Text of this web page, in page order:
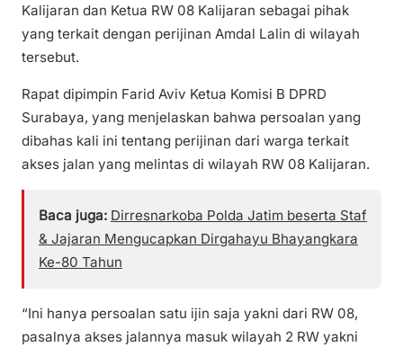
Kalijaran dan Ketua RW 08 Kalijaran sebagai pihak
yang terkait dengan perijinan Amdal Lalin di wilayah
tersebut.
Rapat dipimpin Farid Aviv Ketua Komisi B DPRD
Surabaya, yang menjelaskan bahwa persoalan yang
dibahas kali ini tentang perijinan dari warga terkait
akses jalan yang melintas di wilayah RW 08 Kalijaran.
Baca juga: Dirresnarkoba Polda Jatim beserta Staf
& Jajaran Mengucapkan Dirgahayu Bhayangkara
Ke-80 Tahun
“Ini hanya persoalan satu ijin saja yakni dari RW 08,
pasalnya akses jalannya masuk wilayah 2 RW yakni